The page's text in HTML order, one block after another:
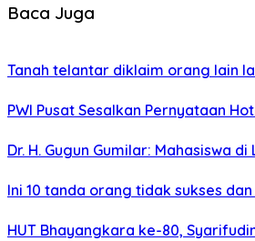
Baca Juga
Tanah telantar diklaim orang lain
PWI Pusat Sesalkan Pernyataan
Dr. H. Gugun Gumilar: Mahasiswa
Ini 10 tanda orang tidak sukses
HUT Bhayangkara ke-80,